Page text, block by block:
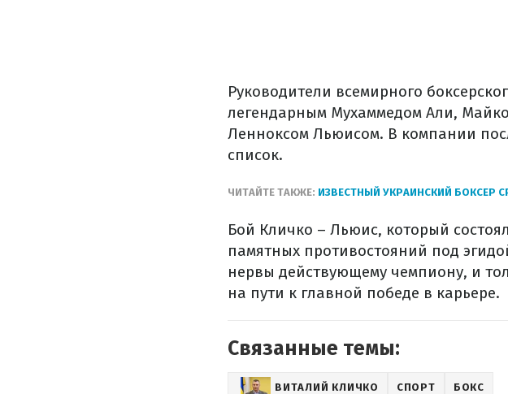
Руководители всемирного
легендарным Мухаммедом Али,
Ленноксом Льюисом. В компании
список.
ЧИТАЙТЕ ТАКЖЕ: ИЗВЕСТНЫЙ УКРАИНСКИЙ БОКСЕР
Бой Кличко – Льюис, который
памятных противостояний под
нервы действующему чемпиону, и
на пути к главной победе в карьере.
Связанные темы:
ВИТАЛИЙ КЛИЧКО СПОРТ БОКС